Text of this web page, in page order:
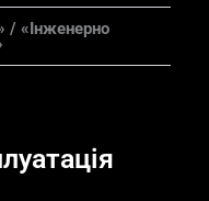
/ «Інженерно